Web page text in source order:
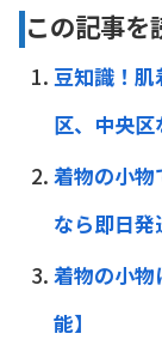
この記事を
豆知識！
区、中央区
着物の小
なら即日発
着物の小
能】